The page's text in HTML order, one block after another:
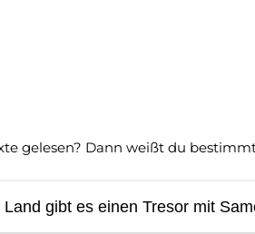
gelesen? Dann weißt du